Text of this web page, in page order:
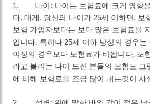
1. 나이: 나이는 보험료에 크게 영향을
다. 대게, 당신의 나이가 25세 이하면, 보
보험 가입자보다는 보다 많은 보험료를
입니다. 특히나 25세 이하 남성의 경우는
여성의 경우보다 보험료가 비쌉니다. 또
라고 불리는 나이 드신 분들의 보험도 그
에 비해 보험료를 조금 많이 내는것이 사